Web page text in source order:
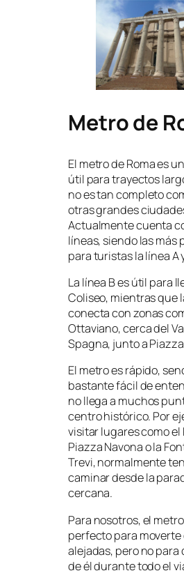
Metro de
El metro de Roma es
útil para trayectos
no es tan completo
otras grandes
Actualmente cuenta
líneas, siendo las más
para turistas la línea A
La línea B es útil para
Coliseo, mientras que
conecta con zonas
Ottaviano, cerca del
Spagna, junto a
El metro es rápido,
bastante fácil de
no llega a muchos
centro histórico. Por
visitar lugares como el
Piazza Navona o la
Trevi, normalmente
caminar desde la
cercana.
Para nosotros, el
perfecto para
alejadas, pero no para
de él durante todo el